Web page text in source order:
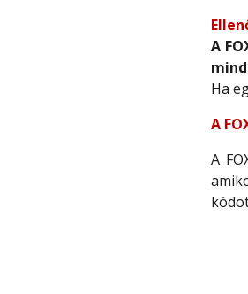
A
Ha
A
A